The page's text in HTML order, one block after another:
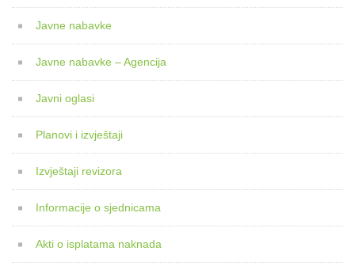
Javne nabavke
Javne nabavke – Agencija
Javni oglasi
Planovi i izvještaji
Izvještaji revizora
Informacije o sjednicama
Akti o isplatama naknada